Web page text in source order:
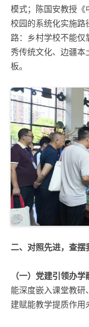
模式；陈国安教授《
校园的系统化实施路
路：乡村学校不能仅
秀传统文化、边疆本
板。
二、对照先进，查摆
（一） 党建引领办学
能深度嵌入课堂教研
建赋能教学提质作用